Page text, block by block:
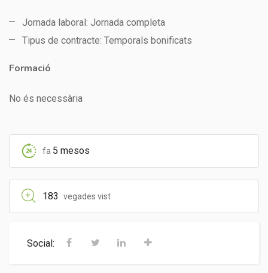
Jornada laboral: Jornada completa
Tipus de contracte: Temporals bonificats
Formació
No és necessària
fa 5 mesos
183 vegades vist
Social: